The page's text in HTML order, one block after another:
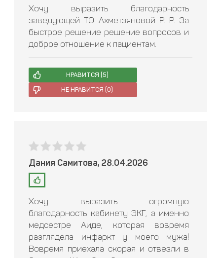
Хочу выразить благодарность
заведующей ТО Ахметзяновой Р. Р. За
быстрое решение решение вопросов и
доброе отношение к пациентам.
НРАВИТСЯ (5)
НЕ НРАВИТСЯ (0)
Дания Самитова, 28.04.2026
Хочу выразить огромную
благодарность кабинету ЭКГ, а именно
медсестре Аиде, которая вовремя
разглядела инфаркт у моего мужа!
Вовремя приехала скорая и отвезли в